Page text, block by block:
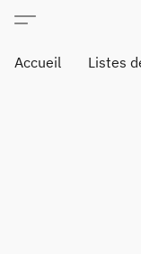
Accueil Listes